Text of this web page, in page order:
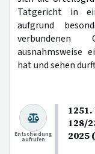
Tatgericht in
aufgrund
verbundenen
ausnahmsweise
hat und sehen
1251.
128/
2025
Entscheidung
aufrufen